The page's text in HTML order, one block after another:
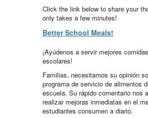
Click the link below to share your
only takes a few minutes!
Better School Meals!
¡Ayúdenos a servir mejores comidas
escolares!
Familias, necesitamos su opinión
programa de servicio de alimentos
escuela. Su rápido comentario nos
realizar mejoras inmediatas en el
estudiantes consumen a diario.